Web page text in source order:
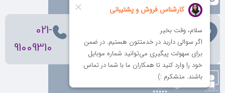
تهران، ولیعصر، بالاتر از بهشتی،
بن‌بست پردیس، پلاک 12
021-
91009310